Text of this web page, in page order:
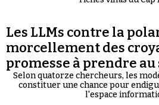
Les LLMs contre la
morcellement des
promesse à prendre
Selon quatorze chercheurs, les
constituer une chance pour
l'espace